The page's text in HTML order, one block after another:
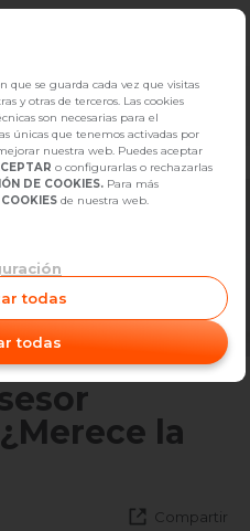
Diseño Reforma
la
Compartir
que se guarda cada vez que visitas
y otras de terceros. Las cookies
son necesarias para el
únicas que tenemos activadas por
nuestra web. Puedes aceptar
o configurarlas o rechazarlas
DE COOKIES. Para más
de nuestra web.
todas
todas